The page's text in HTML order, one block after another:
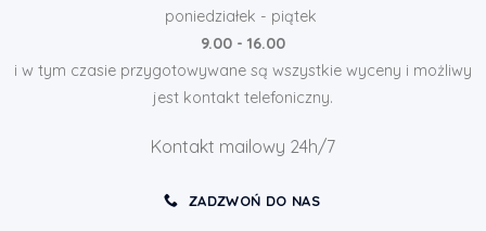
poniedziałek - piątek
9.00 - 16.00
i w tym czasie przygotowywane są wszystkie wyceny i możliwy
jest kontakt telefoniczny.
Kontakt mailowy 24h/7
ZADZWOŃ DO NAS